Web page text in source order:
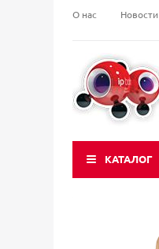
О нас Новости
КАТАЛОГ